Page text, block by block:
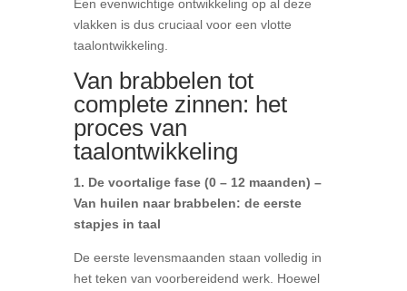
Een evenwichtige ontwikkeling op al deze
vlakken is dus cruciaal voor een vlotte
taalontwikkeling.
Van brabbelen tot
complete zinnen: het
proces van
taalontwikkeling
1. De voortalige fase (0 – 12 maanden) –
Van huilen naar brabbelen: de eerste
stapjes in taal
De eerste levensmaanden staan volledig in
het teken van voorbereidend werk. Hoewel